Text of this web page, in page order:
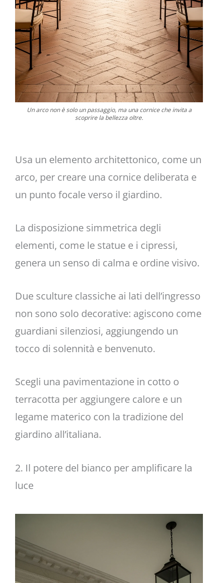
Un arco non è solo un passaggio, ma una cornice che invita a
scoprire la bellezza oltre.
Usa un elemento architettonico, come un
arco, per creare una cornice deliberata e
un punto focale verso il giardino.
La disposizione simmetrica degli
elementi, come le statue e i cipressi,
genera un senso di calma e ordine visivo.
Due sculture classiche ai lati dell’ingresso
non sono solo decorative: agiscono come
guardiani silenziosi, aggiungendo un
tocco di solennità e benvenuto.
Scegli una pavimentazione in cotto o
terracotta per aggiungere calore e un
legame materico con la tradizione del
giardino all’italiana.
2. Il potere del bianco per amplificare la
luce